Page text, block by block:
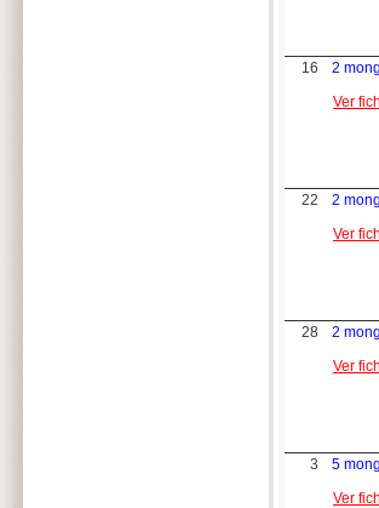
16
2
Ver
22
2
Ver
28
2
Ver
3
5
Ver